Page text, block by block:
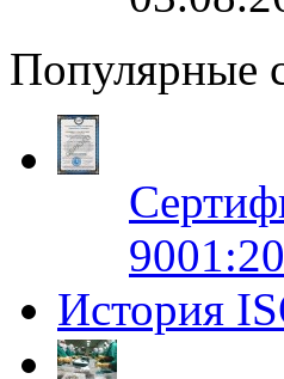
Популярные
История